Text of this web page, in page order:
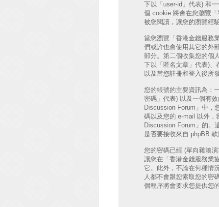
下以「user-id」代表) 和
個 cookie 將會在您瀏覽
被您閱讀，讓您的瀏覽經
當您瀏覽「香港金錢服務
們或許也會使用其它的外
部分。第二個收集您的個
下以「匿名文章」代表)、
以及當您註冊和登入後所
您的帳號的主要資訊為：
密碼」代表) 以及一個有
Discussion Forum」中，
碼以及您的 e-mail 以外，
Discussion Forum」的。
是否要接收來自 phpBB 軟
您的密碼已經 (單向雜湊
讓您在「香港金錢服務業
它。此外，不論在何種情
人都不會跟您索取您的密
個程序將會要求您提供您